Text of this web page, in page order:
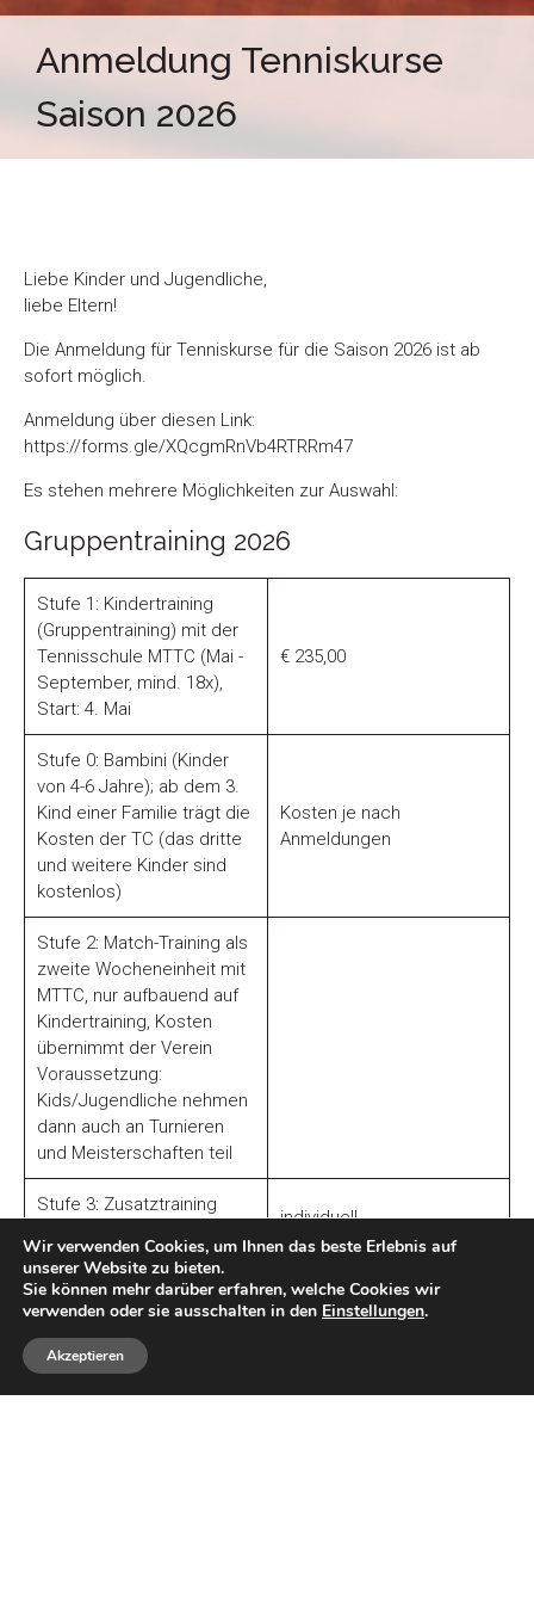
Anmeldung Tenniskurse
Saison 2026
Liebe Kinder und Jugendliche,
liebe Eltern!
Die Anmeldung für Tenniskurse für die Saison 2026 ist ab
sofort möglich.
Anmeldung über diesen Link:
https://forms.gle/XQcgmRnVb4RTRRm47
Es stehen mehrere Möglichkeiten zur Auswahl:
Gruppentraining 2026
Stufe 1: Kindertraining
(Gruppentraining) mit der
Tennisschule MTTC (Mai -
September, mind. 18x),
Start: 4. Mai
€ 235,00
Stufe 0: Bambini (Kinder
von 4-6 Jahre); ab dem 3.
Kind einer Familie trägt die
Kosten der TC (das dritte
und weitere Kinder sind
kostenlos)
Kosten je nach
Anmeldungen
Stufe 2: Match-Training als
zweite Wocheneinheit mit
MTTC, nur aufbauend auf
Kindertraining, Kosten
übernimmt der Verein
Voraussetzung:
Kids/Jugendliche nehmen
dann auch an Turnieren
und Meisterschaften teil
Stufe 3: Zusatztraining
individuell
weitere Informationen auf derHomepageoder bei
Tenniscoach Mario Seibl
Wir verwenden Cookies, um Ihnen das beste Erlebnis auf
unserer Website zu bieten.
Sie können mehr darüber erfahren, welche Cookies wir
verwenden oder sie ausschalten in den Einstellungen.
Akzeptieren